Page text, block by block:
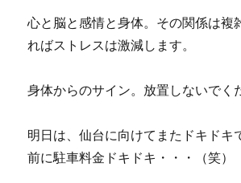
心と脳と感情と身体。その関係は複
ればストレスは激減します。
身体からのサイン。放置しないでく
明日は、仙台に向けてまたドキドキ
前に駐車料金ドキドキ・・・（笑）